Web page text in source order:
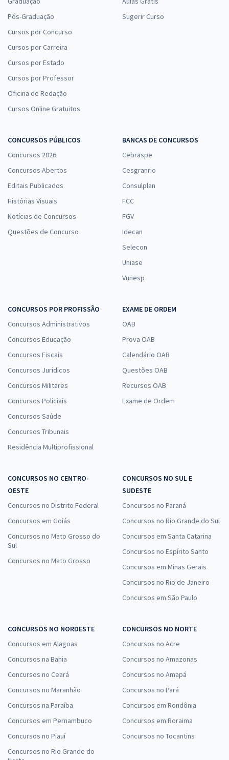
Pós-Graduação
Cursos por Concurso
Cursos por Carreira
Cursos por Estado
Cursos por Professor
Oficina de Redação
Cursos Online Gratuitos
Sugerir Curso
CONCURSOS PÚBLICOS
Concursos 2026
Concursos Abertos
Editais Publicados
Histórias Visuais
Notícias de Concursos
Questões de Concurso
BANCAS DE CONCURSOS
Cebraspe
Cesgranrio
Consulplan
FCC
FGV
Idecan
Selecon
Uniase
Vunesp
CONCURSOS POR PROFISSÃO
Concursos Administrativos
Concursos Educação
Concursos Fiscais
Concursos Jurídicos
Concursos Militares
Concursos Policiais
Concursos Saúde
Concursos Tribunais
Residência Multiprofissional
EXAME DE ORDEM
OAB
Prova OAB
Calendário OAB
Questões OAB
Recursos OAB
Exame de Ordem
CONCURSOS NO CENTRO-
OESTE
Concursos no Distrito Federal
Concursos em Goiás
Concursos no Mato Grosso do
Sul
Concursos no Mato Grosso
CONCURSOS NO SUL E
SUDESTE
Concursos no Paraná
Concursos no Rio Grande do Sul
Concursos em Santa Catarina
Concursos no Espírito Santo
Concursos em Minas Gerais
Concursos no Rio de Janeiro
Concursos em São Paulo
CONCURSOS NO NORDESTE
Concursos em Alagoas
Concursos na Bahia
Concursos no Ceará
Concursos no Maranhão
Concursos na Paraíba
Concursos em Pernambuco
Concursos no Piauí
Concursos no Rio Grande do
CONCURSOS NO NORTE
Concursos no Acre
Concursos no Amazonas
Concursos no Amapá
Concursos no Pará
Concursos em Rondônia
Concursos em Roraima
Concursos no Tocantins